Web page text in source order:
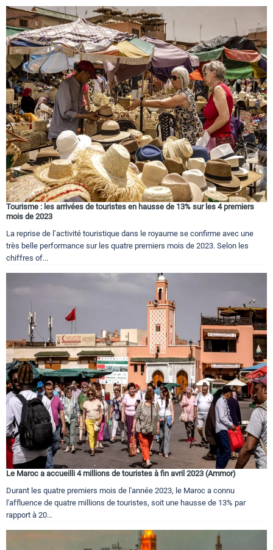
Tourisme : les arrivées de touristes en hausse de 13% sur les 4 premiers
mois de 2023
La reprise de l’activité touristique dans le royaume se confirme avec une
très belle performance sur les quatre premiers mois de 2023. Selon les
chiffres of...
Le Maroc a accueilli 4 millions de touristes à fin avril 2023 (Ammor)
Durant les quatre premiers mois de l'année 2023, le Maroc a connu
l'affluence de quatre millions de touristes, soit une hausse de 13% par
rapport à 20...